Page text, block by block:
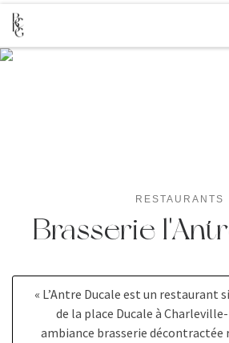
Overslaan naar inhoud
RESTAURANTS
Brasserie
« L’Antre Ducale est un restaurant
de la place Ducale à
ambiance brasserie décontractée